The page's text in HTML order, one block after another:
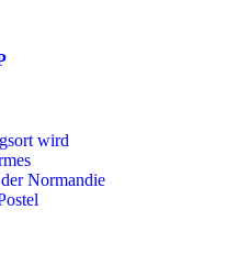
wird
Normandie